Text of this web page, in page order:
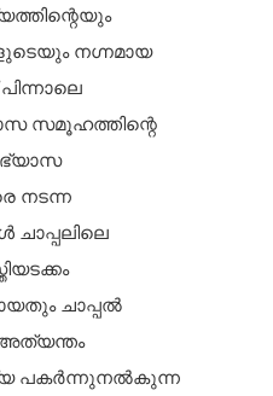
നഗ്നമായ
സമൂഹത്തിന്റെ
നടന്ന
ചാപ്പൽ
പകർന്നുനൽകുന്ന